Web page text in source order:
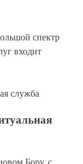
спектр
входит